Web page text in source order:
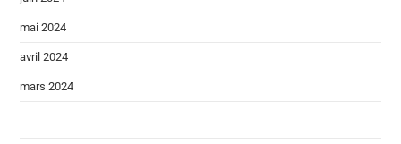
mai 2024
avril 2024
mars 2024